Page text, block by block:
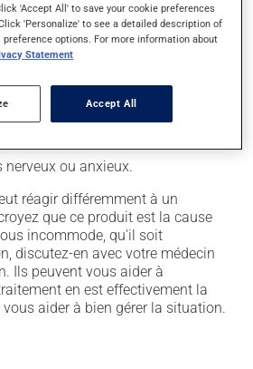
sèche;
ou empêcher de dormir! -
de savoir comment VOUS
palpitations (coeur qui bat vite);
étourdissements - levez-vous
nerveux ou anxieux.
réagir différemment à un
que ce produit est la cause
incommode, qu'il soit
discutez-en avec votre médecin
Ils peuvent vous aider à
en est effectivement la
aider à bien gérer la situation.
'Accept All' to save your cookie preferences
'Personalize' to see a detailed description of
options. For more information about
Statement
Accept All